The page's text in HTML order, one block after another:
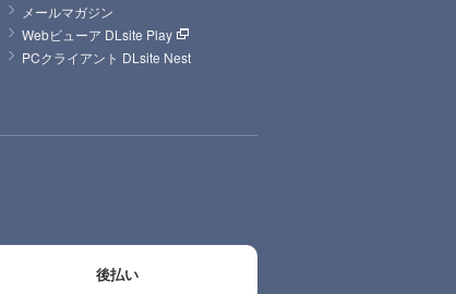
メールマガジン
Webビューア DLsite Play
PCクライアント DLsite Nest
後払い